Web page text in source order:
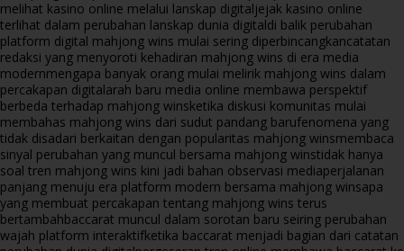
melihat kasino online melalui lanskap digitaljejak kasino online
terlihat dalam perubahan lanskap dunia digitaldi balik perubahan
platform digital mahjong wins mulai sering diperbincangkancatatan
redaksi yang menyoroti kehadiran mahjong wins di era media
modernmengapa banyak orang mulai melirik mahjong wins dalam
percakapan digitalarah baru media online membawa perspektif
berbeda terhadap mahjong winsketika diskusi komunitas mulai
membahas mahjong wins dari sudut pandang barufenomena yang
tidak disadari berkaitan dengan popularitas mahjong winsmembaca
sinyal perubahan yang muncul bersama mahjong winstidak hanya
soal tren mahjong wins kini jadi bahan observasi mediaperjalanan
panjang menuju era platform modern bersama mahjong winsapa
yang membuat percakapan tentang mahjong wins terus
bertambahbaccarat muncul dalam sorotan baru seiring perubahan
wajah platform interaktifketika baccarat menjadi bagian dari catatan